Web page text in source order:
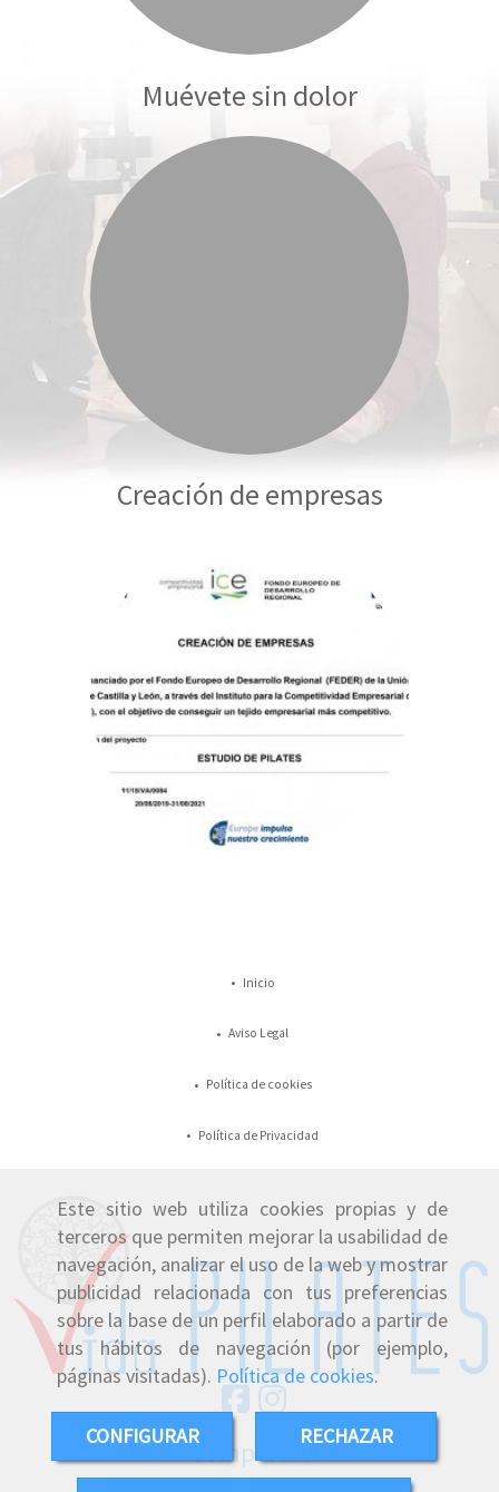
Este sitio web utiliza cookies propias y de
terceros que permiten mejorar la usabilidad de
navegación, analizar el uso de la web y mostrar
publicidad relacionada con tus preferencias
sobre la base de un perfil elaborado a partir de
tus hábitos de navegación (por ejemplo,
páginas visitadas). Política de cookies.
CONFIGURAR RECHAZAR
Muévete sin dolor
Creación de empresas
Inicio
Aviso Legal
Política de cookies
Política de Privacidad
Compartir: